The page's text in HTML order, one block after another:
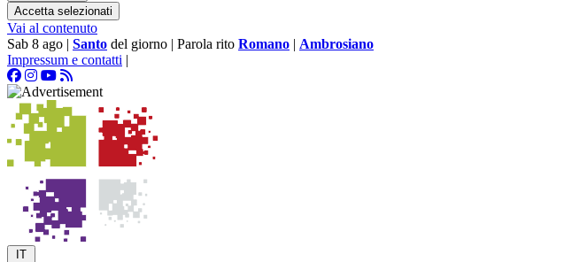
Accetta selezionati
Vai al contenuto
Sab 8 ago | Santo del giorno | Parola rito Romano | Ambrosiano
Impressum e contatti |
IT